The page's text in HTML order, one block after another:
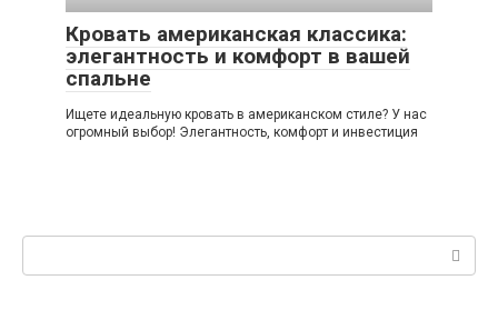
Кровать американская классика:
элегантность и комфорт в вашей
спальне
Ищете идеальную кровать в американском стиле? У нас
огромный выбор! Элегантность, комфорт и инвестиция